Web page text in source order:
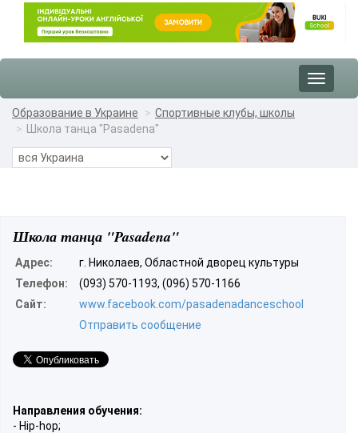
Toggle
Образование в Украине
Спортивные клубы, школы
Школа танца "Pasadena"
Школа танца "Pasadena"
Адрес:
г. Николаев, Областной дворец культуры
Телефон:
(093) 570-1193, (096) 570-1166
Сайт:
www.facebook.com/pasadenadanceschool
Отправить сообщение
Направления обучения:
- Hip-hop;